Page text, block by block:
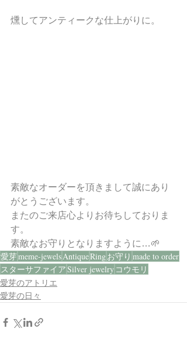
燻してアンティークな仕上がりに。
素敵なオーダーを頂きまして誠にあり
がとうございます。
またのご来店心よりお待ちしておりま
す。
素敵なお守りとなりますように…🌱
愛芽meme-jewelsAntiqueRingお守り made to order
スターサファイアSilver jewelry コウモリ
愛芽のアトリエ
愛芽の日々